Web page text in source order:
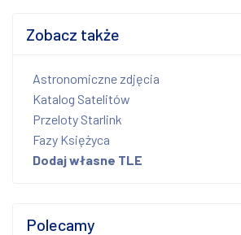
Zobacz także
Astronomiczne zdjęcia
Katalog Satelitów
Przeloty Starlink
Fazy Księżyca
Dodaj własne TLE
Polecamy